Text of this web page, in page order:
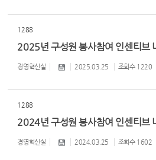
1288
2025년 구성원 봉사참여 인센티브
경영혁신실 2025.03.25 조회수 1220
1288
2024년 구성원 봉사참여 인센티브
경영혁신실 2024.03.25 조회수 1602